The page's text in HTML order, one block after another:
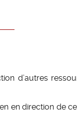
d’autres
en direction de